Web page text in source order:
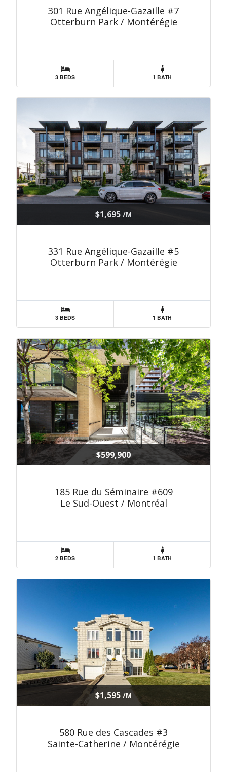
301 Rue Angélique-Gazaille #7
Otterburn Park / Montérégie
3 BEDS 1 BATH
$1,695 /M
331 Rue Angélique-Gazaille #5
Otterburn Park / Montérégie
3 BEDS 1 BATH
$599,900
185 Rue du Séminaire #609
Le Sud-Ouest / Montréal
2 BEDS 1 BATH
$1,595 /M
580 Rue des Cascades #3
Sainte-Catherine / Montérégie